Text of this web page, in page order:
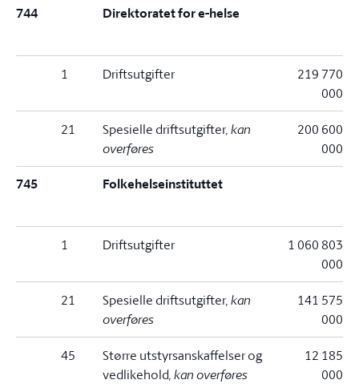
744 Direktoratet for e-helse
1 Driftsutgifter
219 770
000
21 Spesielle driftsutgifter, kan
overføres
200 600
000
745 Folkehelseinstituttet
1 Driftsutgifter
1 060 803
000
21 Spesielle driftsutgifter, kan
overføres
141 575
000
45
Større utstyrsanskaffelser og
vedlikehold, kan overføres
12 185
000